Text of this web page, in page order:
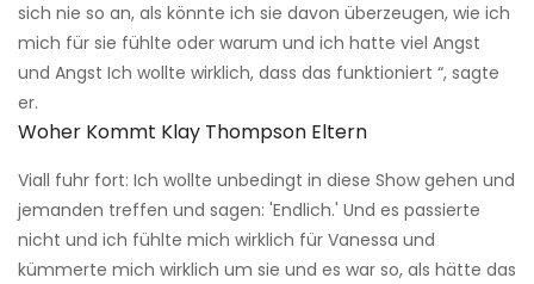
sich nie so an, als könnte ich sie davon überzeugen, wie ich
mich für sie fühlte oder warum und ich hatte viel Angst
und Angst Ich wollte wirklich, dass das funktioniert “, sagte
er.
Woher Kommt Klay Thompson Eltern
Viall fuhr fort: Ich wollte unbedingt in diese Show gehen und
jemanden treffen und sagen: 'Endlich.' Und es passierte
nicht und ich fühlte mich wirklich für Vanessa und
kümmerte mich wirklich um sie und es war so, als hätte das